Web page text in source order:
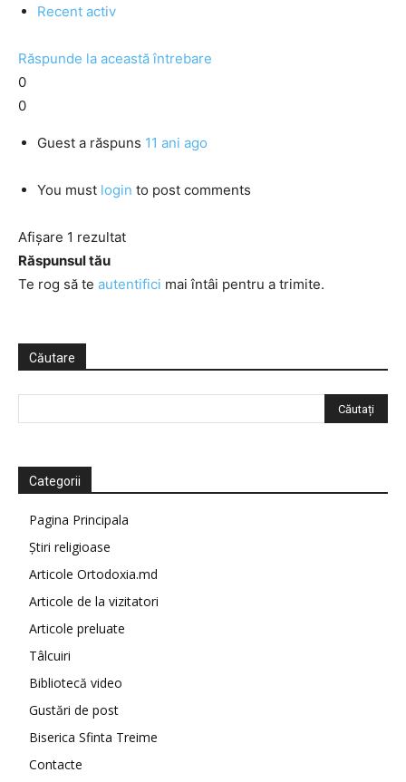
Recent activ
Răspunde la această întrebare
0
0
Guest a răspuns 11 ani ago
You must login to post comments
Afișare 1 rezultat
Răspunsul tău
Te rog să te autentifici mai întâi pentru a trimite.
Căutare
Categorii
Pagina Principala
Știri religioase
Articole Ortodoxia.md
Articole de la vizitatori
Articole preluate
Tâlcuiri
Bibliotecă video
Gustări de post
Biserica Sfinta Treime
Contacte